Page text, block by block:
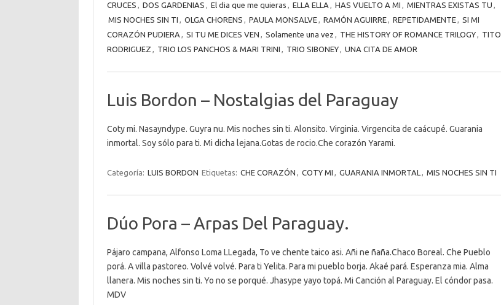
CRUCES , DOS GARDENIAS , El dia que me quieras , ELLA ELLA , HAS VUELTO A MI , MIENTRAS EXISTAS TU ,
MIS NOCHES SIN TI , OLGA CHORENS , PAULA MONSALVE, RAMÓN AGUIRRE, REPETIDAMENTE, SI MI
CORAZÓN PUDIERA , SI TU ME DICES VEN , Solamente una vez , THE HISTORY OF ROMANCE TRILOGY, TITO
RODRIGUEZ , TRIO LOS PANCHOS & MARI TRINI , TRIO SIBONEY, UNA CITA DE AMOR
Luis Bordon – Nostalgias del Paraguay
Coty mi. Nasayndype. Guyra nu. Mis noches sin ti. Alonsito. Virginia. Virgencita de caácupé. Guarania
inmortal. Soy sólo para ti. Mi dicha lejana.Gotas de rocio.Che corazón Yarami.
Categoría: LUIS BORDON Etiquetas: CHE CORAZÓN , COTY MI , GUARANIA INMORTAL , MIS NOCHES SIN TI
Dúo Pora – Arpas Del Paraguay.
Pájaro campana, Alfonso Loma LLegada, To ve chente taico asi. Añi ne ñaña.Chaco Boreal. Che Pueblo
porá. A villa pastoreo. Volvé volvé. Para ti Yelita. Para mi pueblo borja. Akaé pará. Esperanza mia. Alma
llanera. Mis noches sin ti. Yo no se porqué. Jhasype yayo topá. Mi Canción al Paraguay. El cóndor pasa.
MDV